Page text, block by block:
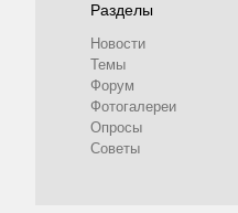
Разделы
Новости
Темы
Форум
Фотогалереи
Опросы
Советы